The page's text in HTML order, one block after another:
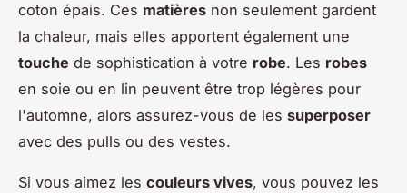
coton épais. Ces matières non seulement gardent
la chaleur, mais elles apportent également une
touche de sophistication à votre robe. Les robes
en soie ou en lin peuvent être trop légères pour
l'automne, alors assurez-vous de les superposer
avec des pulls ou des vestes.
Si vous aimez les couleurs vives, vous pouvez les